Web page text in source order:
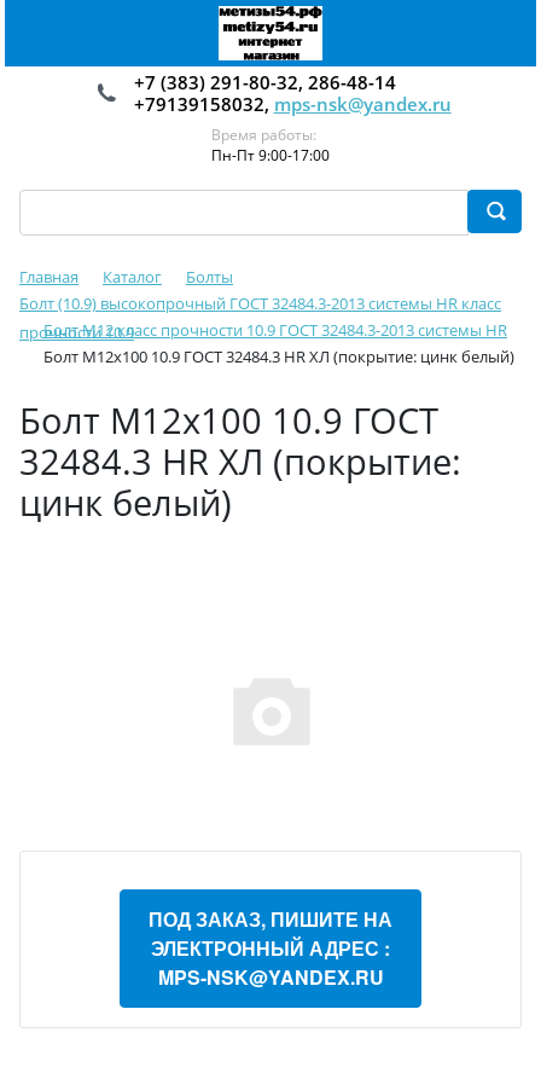
+7 (383) 291-80-32, 286-48-14
+79139158032, mps-nsk@yandex.ru
Время работы:
Пн-Пт 9:00-17:00
Главная Каталог
Болты
Болт (10.9) высокопрочный ГОСТ 32484.3-2013 системы HR класс
прочности 10.9
Болт М12 класс прочности 10.9 ГОСТ 32484.3-2013 системы HR
Болт М12х100 10.9 ГОСТ 32484.3 HR ХЛ (покрытие: цинк белый)
Болт М12х100 10.9 ГОСТ
32484.3 HR ХЛ (покрытие:
цинк белый)
ПОД ЗАКАЗ, ПИШИТЕ НА
ЭЛЕКТРОННЫЙ АДРЕС :
MPS-NSK@YANDEX.RU